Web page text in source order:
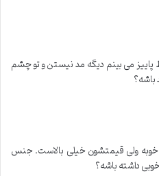
می بینم دیگه مد نیستن و تو چشم
ولی قیمتشون خیلی بالاست. جنس
داشته باشه؟